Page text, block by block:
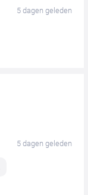
5 dagen geleden
5 dagen geleden